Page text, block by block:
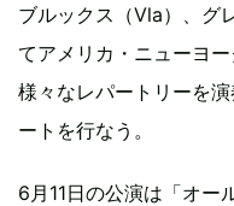
ブルックス（Vla）、グ
てアメリカ・ニューヨ
様々なレパートリーを
ートを行なう。
6月11日の公演は「オー